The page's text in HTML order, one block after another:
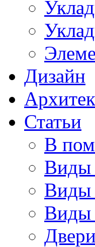
Дизайн
Статьи
В
Виды
Виды
Виды